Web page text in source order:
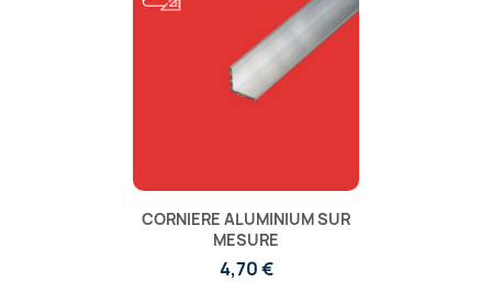
CORNIERE ALUMINIUM SUR
MESURE
4,70 €